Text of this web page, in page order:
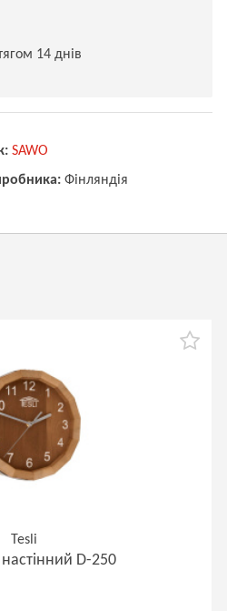
14 днів
SAWO
Фінляндія
Tesli
D-250